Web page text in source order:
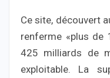
Ce site, découvert
renferme «plus de
425 milliards de
exploitable. La